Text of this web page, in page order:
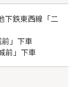
下鉄東西線「二
」下車
前」下車